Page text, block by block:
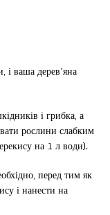
і ваша дерев’яна
і грибка, а
рослини слабким
на 1 л води).
перед тим як
і нанести на